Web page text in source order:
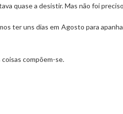
quase a desistir. Mas não foi
ter uns dias em Agosto para
coisas compõem-se.